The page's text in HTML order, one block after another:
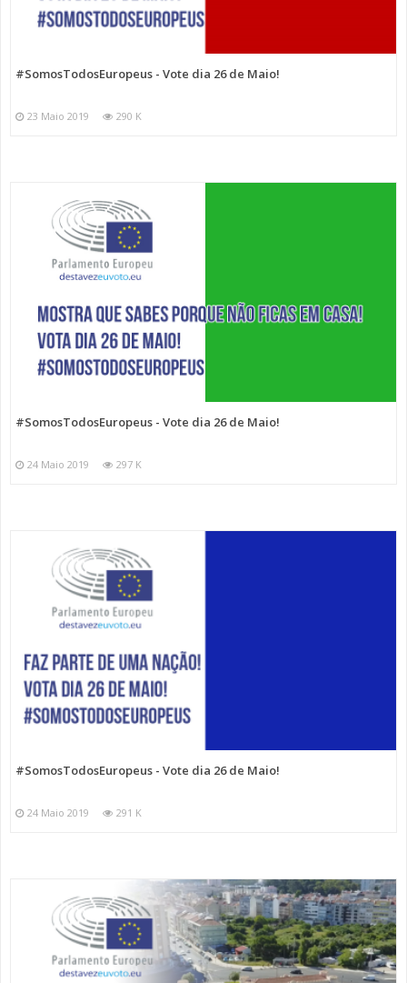
#SomosTodosEuropeus - Vote dia 26 de Maio!
23 Maio 2019 290 K
#SomosTodosEuropeus - Vote dia 26 de Maio!
24 Maio 2019 297 K
#SomosTodosEuropeus - Vote dia 26 de Maio!
24 Maio 2019 291 K